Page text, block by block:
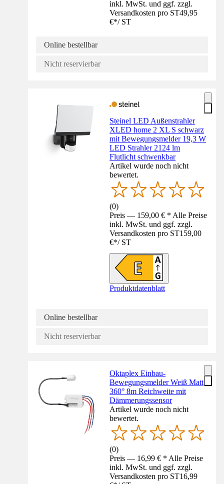
inkl. MwSt. und ggf. zzgl.
Versandkosten pro ST49,95
€*/ ST
Online bestellbar
Nicht reservierbar
Steinel LED Außenstrahler
XLED home 2 XL S schwarz
mit Bewegungsmelder 19,3 W
LED Strahler 2124 lm
Flutlicht schwenkbar
Artikel wurde noch nicht
bewertet.
(0)
Preis — 159,00 € * Alle Preise
inkl. MwSt. und ggf. zzgl.
Versandkosten pro ST159,00
€*/ ST
Produktdatenblatt
Online bestellbar
Nicht reservierbar
Oktaplex Einbau-
Bewegungsmelder Weiß Matt
360° 8m Reichweite mit
Dämmerungssensor
Artikel wurde noch nicht
bewertet.
(0)
Preis — 16,99 € * Alle Preise
inkl. MwSt. und ggf. zzgl.
Versandkosten pro ST16,99